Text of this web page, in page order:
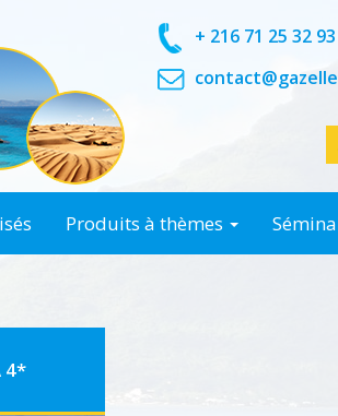
+ 216 71 25 32 93
Produits à thèmes
4*